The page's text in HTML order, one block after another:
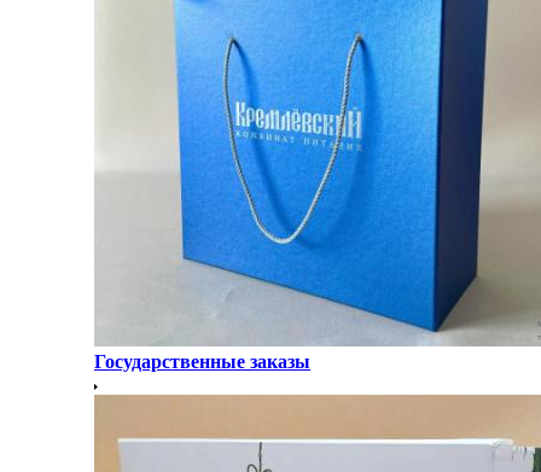
Государственные заказы